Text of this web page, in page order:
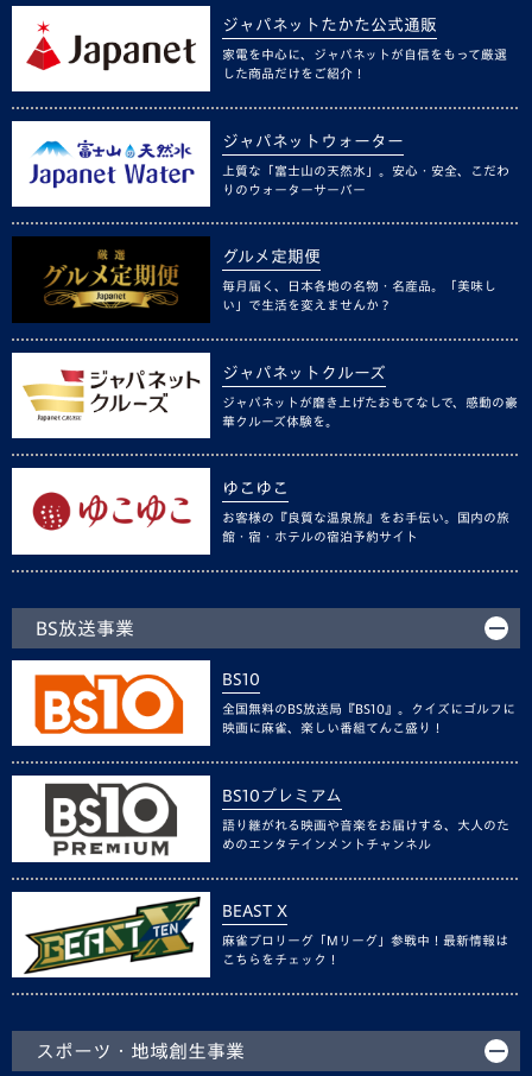
ジャパネットたかた公式通販
家電を中心に、ジャパネットが自信をもって厳選
した商品だけをご紹介！
ジャパネットウォーター
上質な「富士山の天然水」。安心・安全、こだわ
りのウォーターサーバー
グルメ定期便
毎月届く、日本各地の名物・名産品。「美味し
い」で生活を変えませんか？
ジャパネットクルーズ
ジャパネットが磨き上げたおもてなしで、感動の豪
華クルーズ体験を。
ゆこゆこ
お客様の『良質な温泉旅』をお手伝い。国内の旅
館・宿・ホテルの宿泊予約サイト
BS放送事業
BS10
全国無料のBS放送局『BS10』。クイズにゴルフに
映画に麻雀、楽しい番組てんこ盛り！
BS10プレミアム
語り継がれる映画や音楽をお届けする、大人のた
めのエンタテインメントチャンネル
BEAST X
麻雀プロリーグ「Mリーグ」参戦中！最新情報は
こちらをチェック！
スポーツ・地域創生事業